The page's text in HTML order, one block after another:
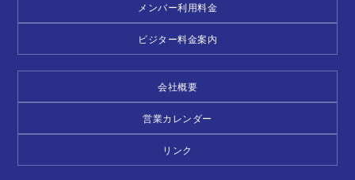
メンバー利用料金
ビジター料金案内
会社概要
営業カレンダー
リンク